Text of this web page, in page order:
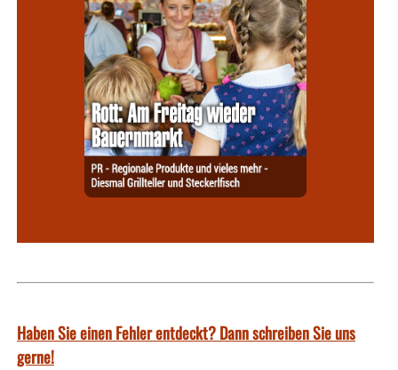
Haben Sie einen Fehler entdeckt? Dann schreiben Sie uns
gerne!